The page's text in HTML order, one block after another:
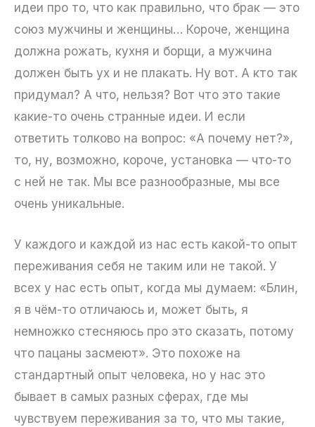
идеи про то, что как правильно, что брак — это
союз мужчины и женщины… Короче, женщина
должна рожать, кухня и борщи, а мужчина
должен быть ух и не плакать. Ну вот. А кто так
придумал? А что, нельзя? Вот что это такие
какие-то очень странные идеи. И если
ответить толково на вопрос: «А почему нет?»,
то, ну, возможно, короче, установка — что-то
с ней не так. Мы все разнообразные, мы все
очень уникальные.
У каждого и каждой из нас есть какой-то опыт
переживания себя не таким или не такой. У
всех у нас есть опыт, когда мы думаем: «Блин,
я в чём-то отличаюсь и, может быть, я
немножко стесняюсь про это сказать, потому
что пацаны засмеют». Это похоже на
стандартный опыт человека, но у нас это
бывает в самых разных сферах, где мы
чувствуем переживания за то, что мы такие,